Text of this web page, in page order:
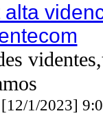
alta
1/2023]